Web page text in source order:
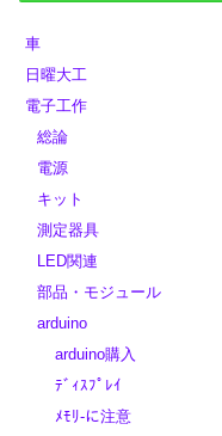
車
日曜大工
電子工作
総論
電源
キット
測定器具
LED関連
部品・モジュール
arduino
arduino購入
ﾃﾞｨｽﾌﾟﾚｲ
ﾒﾓﾘ-に注意